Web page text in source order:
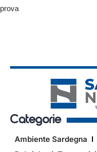
prova
Categorie
Ambiente Sardegna